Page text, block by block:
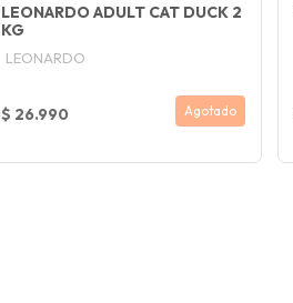
LEONARDO ADULT CAT DUCK 2
KG
LEONARDO
$ 26.990 Agotado